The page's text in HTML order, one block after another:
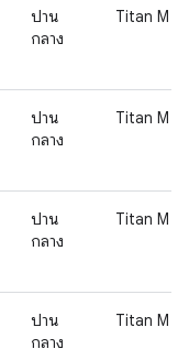
ปาน
กลาง
Titan M
ปาน
กลาง
Titan M
ปาน
กลาง
Titan M
ปาน
กลาง
Titan M